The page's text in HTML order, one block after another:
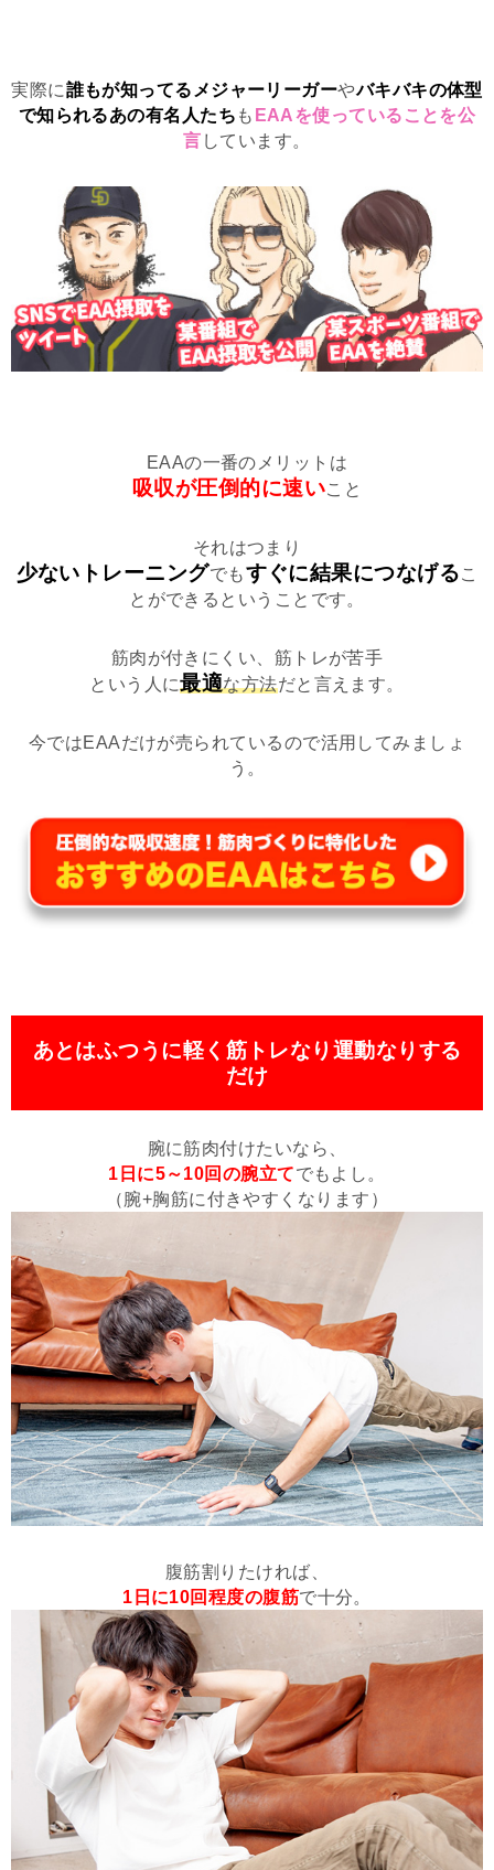
実際に誰もが知ってるメジャーリーガーやバキバキの体型
で知られるあの有名人たち も EAAを使っていることを公
言 しています。
EAAの一番のメリットは
吸収が圧倒的に速いこと
それはつまり
少ないトレーニングでもすぐに結果につなげるこ
とができるということです。
筋肉が付きにくい、筋トレが苦手
という人に最適な方法だと言えます。
今ではEAAだけが売られているので活用してみましょ
う。
あとはふつうに軽く筋トレなり運動なりする
だけ
腕に筋肉付けたいなら、
1日に5～10回の腕立てでもよし。
（腕+胸筋に付きやすくなります）
腹筋割りたければ、
1日に10回程度の腹筋で十分。